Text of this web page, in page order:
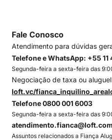
Fale Conosco
Atendimento para dúvidas
Telefone e WhatsApp: +55
Segunda-feira a sexta-feira das
Negociação de taxa ou
loft.vc/
Telefone 0800 001 6003
Segunda-feira a sexta-feira das
Assuntos relacionados a Fiança